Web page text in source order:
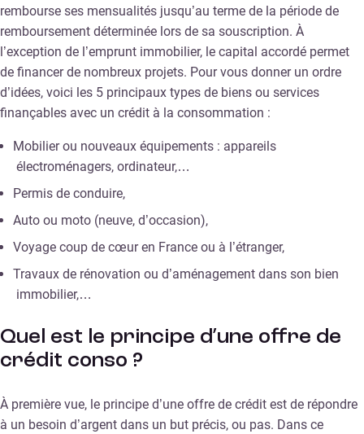
rembourse ses mensualités jusqu’au terme de la période de
remboursement déterminée lors de sa souscription. À
l’exception de l’emprunt immobilier, le capital accordé permet
de financer de nombreux projets. Pour vous donner un ordre
d’idées, voici les 5 principaux types de biens ou services
finançables avec un crédit à la consommation :
Mobilier ou nouveaux équipements : appareils
électroménagers, ordinateur,…
Permis de conduire,
Auto ou moto (neuve, d’occasion),
Voyage coup de cœur en France ou à l’étranger,
Travaux de rénovation ou d’aménagement dans son bien
immobilier,…
Quel est le principe d’une offre de
crédit conso ?
À première vue, le principe d’une offre de crédit est de répondre
à un besoin d’argent dans un but précis, ou pas. Dans ce